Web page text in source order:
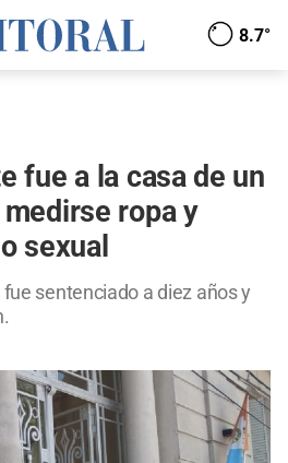
8.7°
fue a la casa de un
ropa y
sexual
sentenciado a diez años y